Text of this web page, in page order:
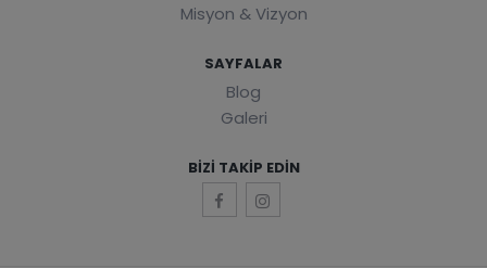
Misyon & Vizyon
SAYFALAR
Blog
Galeri
BIZI TAKIP EDIN